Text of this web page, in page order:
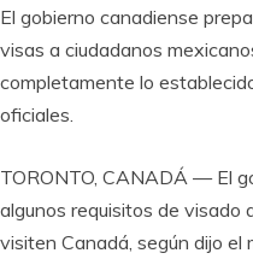
El gobierno canadiense
visas a ciudadanos
completamente lo
oficiales.
TORONTO, CANADÁ — El
algunos requisitos de visado
visiten Canadá, según dijo el